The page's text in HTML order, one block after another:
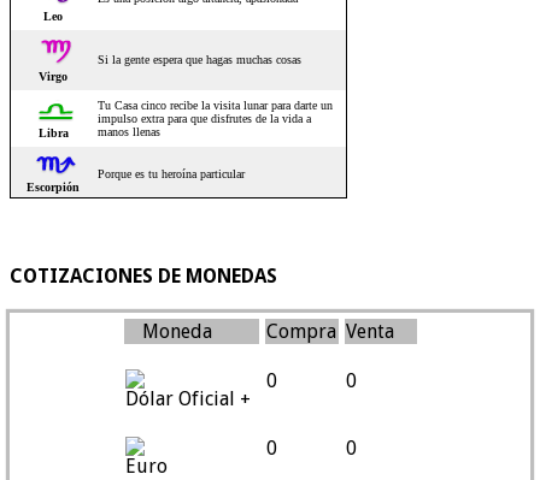
COTIZACIONES DE MONEDAS
Moneda Compra Venta
Dólar Oficial +
0 0
Euro
0 0